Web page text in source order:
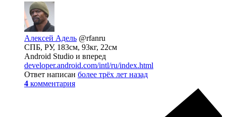
Алексей Адель @rfanru
СПБ, РУ, 183см, 93кг, 22см
Android Studio и вперед
developer.android.com/intl/ru/index.html
Ответ написан более трёх лет назад
4 комментария